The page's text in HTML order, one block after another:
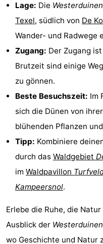
Sehen
tun
Museen
Denkmäler
Kirchen
Mühlen
Aussichtspunkte
Attraktionen
Rundfahrten
Bauernhöfe
-
Spielplätze
-
Lage: Die Westerduinen
Texel, südlich von De
Wander- und Radwege
Zugang: Der Zugang
Brutzeit sind einige
zu gönnen.
Beste Besuchszeit: Im
sich die Dünen von
blühenden Pflanzen
Tipp: Kombiniere
durch das Waldgebiet
im Waldpavillon
Kampeersnol.
Erlebe die Ruhe, die
Ausblick der Westerduinen
wo Geschichte und Natur